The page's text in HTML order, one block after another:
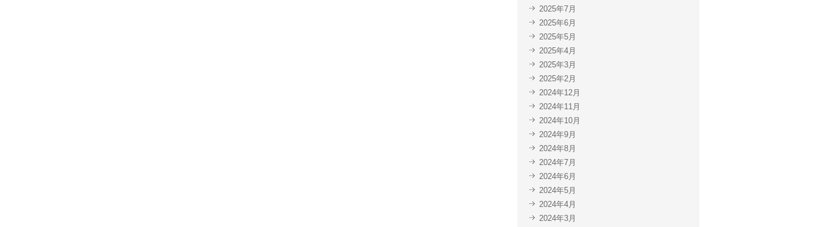
2025年7月
2025年6月
2025年5月
2025年4月
2025年3月
2025年2月
2024年12月
2024年11月
2024年10月
2024年9月
2024年8月
2024年7月
2024年6月
2024年5月
2024年4月
2024年3月